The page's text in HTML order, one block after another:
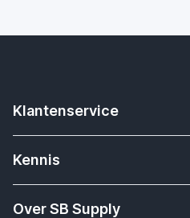
Klantenservice
Contact
Verzending & bezorging
Kennis
Apple Watch bandjes kennisbank
Over SB Supply